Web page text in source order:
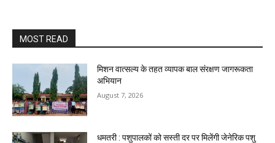
MOST READ
मिशन वात्सल्य के तहत व्यापक बाल संरक्षण जागरूकता
अभियान
August 7, 2026
धमतरी : पशुपालकों को सस्ती दर पर मिलेंगी जेनेरिक पशु